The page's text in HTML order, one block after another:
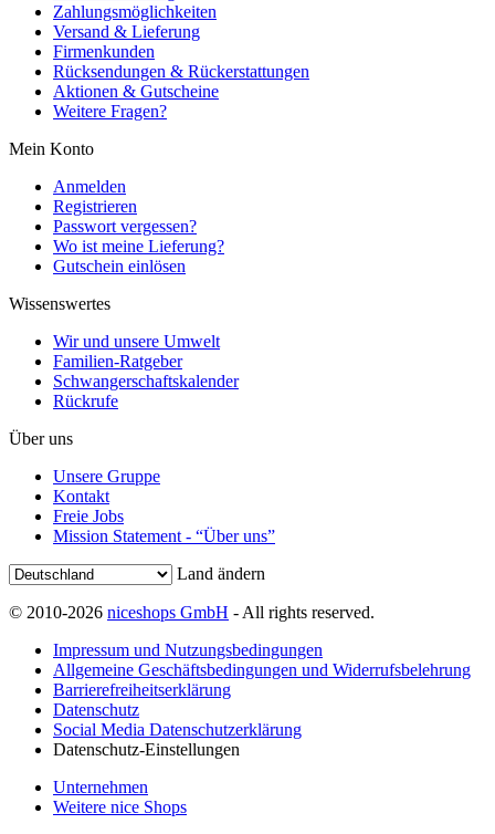
Zahlungsmöglichkeiten
Versand & Lieferung
Firmenkunden
Rücksendungen & Rückerstattungen
Aktionen & Gutscheine
Weitere Fragen?
Mein Konto
Anmelden
Registrieren
Passwort vergessen?
Wo ist meine Lieferung?
Gutschein einlösen
Wissenswertes
Wir und unsere Umwelt
Familien-Ratgeber
Schwangerschaftskalender
Rückrufe
Über uns
Unsere Gruppe
Kontakt
Freie Jobs
Mission Statement - “Über uns”
Land ändern
© 2010-2026 niceshops GmbH - All rights reserved.
Impressum und Nutzungsbedingungen
Allgemeine Geschäftsbedingungen und Widerrufsbelehrung
Barrierefreiheitserklärung
Datenschutz
Social Media Datenschutzerklärung
Datenschutz-Einstellungen
Unternehmen
Weitere nice Shops